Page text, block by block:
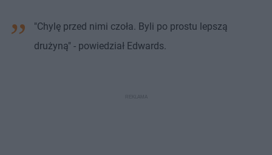
"Chylę przed nimi czoła. Byli po prostu lepszą
drużyną" - powiedział Edwards.